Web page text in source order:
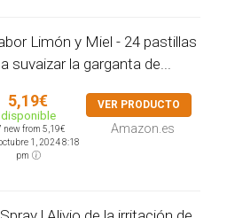
Limón y Miel - 24 pastillas
suvaizar la garganta de...
5,19€
disponible
new from 5,19€
1, 2024 8:18
pm
VER PRODUCTO
Amazon.es